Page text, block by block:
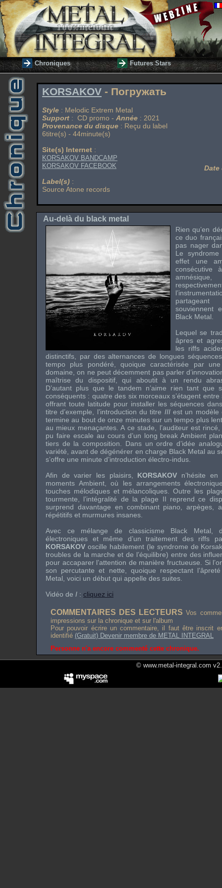
Chroniques Futures Stars
KORSAKOV - Погружать
Style : Melodic Extrem Metal
Support : CD promo - Année : 2021
Provenance du disque : Reçu du label
6titre(s) - 44minute(s)
Site(s) Internet :
KORSAKOV BANDCAMP
KORSAKOV FACEBOOK
Label(s) :
Source Atone records
Au-delà du black metal
Rien qu’en
ce duo
pas nager
Le
effet une
consécutive
souviennent
Black Metal.
Lequel se
âpres et
les riffs
distinctifs, par des alternances de longues
tempo plus pondéré, quoique caractérisée par
domaine, on ne peut décemment pas parler
maîtrise du dispositif, qui aboutit à un rendu
D’autant plus que le tandem n’aime rien tant que
conséquents : quatre des six morceaux s’étagent
offrant toute latitude pour installer les séquences
titre d’exemple, l’introduction du titre IIIest un modèle
termine au bout de onze minutes sur un tempo plus
au mieux menaçantes. A ce stade, l’auditeur est
pu faire escale au cours d’un long break Ambient
tiers de la composition. Dans un ordre d’idée
variété, avant de dégénérer en charge Black Metal au
s’offre une minute d’introduction électro-indus.
Afin de varier les plaisirs, KORSAKOV n’hésite
moments Ambient, où les arrangements
touches mélodiques et mélancoliques. Outre les
tourmente, l’intégralité de la plage II reprend ce
surprend davantage en combinant piano, arpèges,
répétitifs et murmures insanes.
Avec ce mélange de classicisme Black Metal,
électroniques et même d’un traitement des riffs
KORSAKOV oscille habilement (le syndrome de
troubles de la marche et de l’équilibre) entre des
pour accaparer l’attention de manière fructueuse. Si
son percutante et nette, quoique respectant
Metal, voici un début qui appelle des suites.
Vidéo de I : cliquez ici
COMMENTAIRES DES LECTEURS Vos
impressions sur la chronique et sur l'album
Pour pouvoir écrire un commentaire, il faut être inscrit
identifié (Gratuit) Devenir membre de METAL INTEGRAL
Personne n'a encore commenté cette chronique.
© www.metal-integral.com